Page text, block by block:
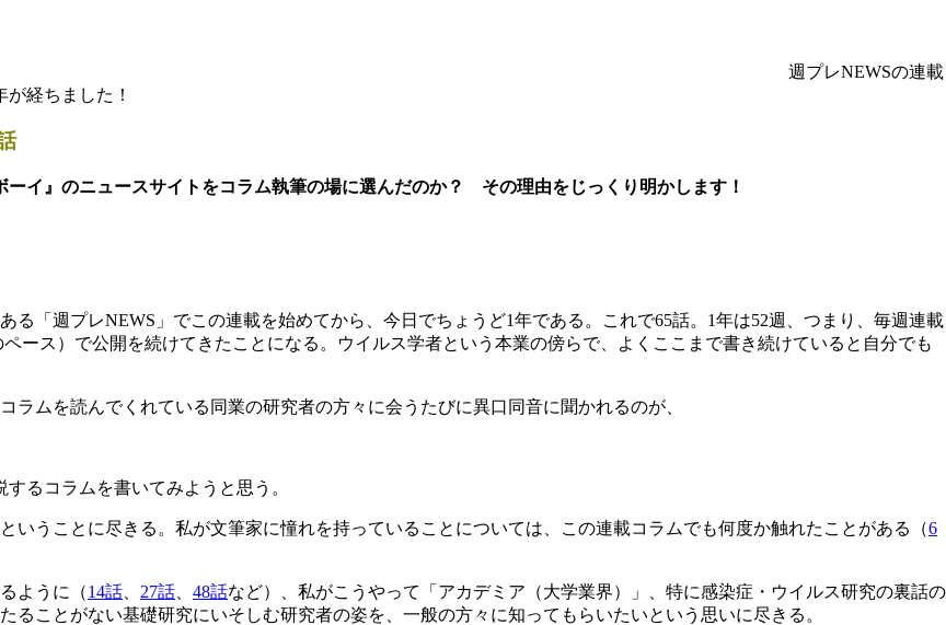
週プレNEWSの連載
経ちました！
イ』のニュースサイトをコラム執筆の場に選んだのか？ その理由をじっくり明かします！
「週プレNEWS」でこの連載を始めてから、今日でちょうど1年である。これで65話。1年は52週、つまり、毎週連載
ース）で公開を続けてきたことになる。ウイルス学者という本業の傍らで、よくここまで書き続けていると自分でも
ラムを読んでくれている同業の研究者の方々に会うたびに異口同音に聞かれるのが、
るコラムを書いてみようと思う。
いうことに尽きる。私が文筆家に憧れを持っていることについては、この連載コラムでも何度か触れたことがある（6
ように（14話 27話 48話など）、私がこうやって「アカデミア（大学業界）」、特に感染症・ウイルス研究の裏話の
ことがない基礎研究にいそしむ研究者の姿を、一般の方々に知ってもらいたいという思いに尽きる。